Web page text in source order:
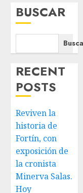
BUSCAR
RECENT
POSTS
Reviven la
historia de
Fortín, con
exposición de
la cronista
Minerva Salas.
Hoy